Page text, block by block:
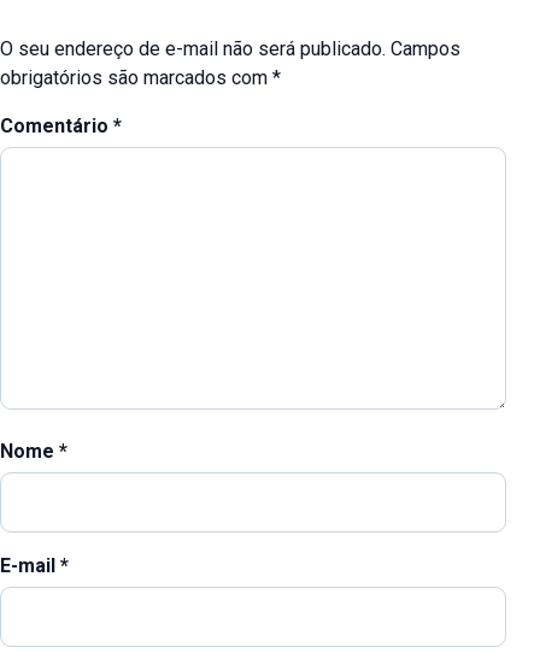
O seu endereço de e-mail não será publicado. Campos
obrigatórios são marcados com *
Comentário *
Nome *
E-mail *